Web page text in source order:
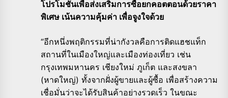
โปรโมชันเพื่อส่งเสริมการซื้อยกคอตตอนด้วยราคา
พิเศษ เน้นความคุ้มค่า เพื่อจูงใจด้วย
“อีกหนึ่งพฤติกรรมที่น่ากังวลคือการติดแฮชแท็ก
สถานที่ในเมืองใหญ่และเมืองท่องเที่ยว เช่น
กรุงเทพมหานคร เชียงใหม่ ภูเก็ต และสงขลา
(หาดใหญ่) ทั้งจากฝั่งผู้ขายและผู้ซื้อ เพื่อสร้างความ
เชื่อมั่นว่าจะได้รับสินค้าอย่างรวดเร็ว ในขณะ